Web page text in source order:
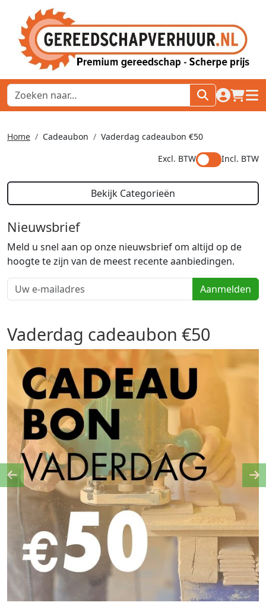
naar
Home Cadeaubon
Vaderdag cadeaubon €50
Excl. BTW
Incl. BTW
Bekijk Categorieën
Nieuwsbrief
Meld u snel aan op onze nieuwsbrief om altijd op de
hoogte te zijn van de meest recente aanbiedingen.
Aanmelden
Vaderdag cadeaubon €50
Previous